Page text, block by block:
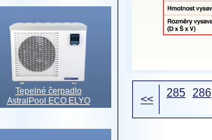
Tepelné čerpadlo
AstralPool ECO ELYO
<<
285 286